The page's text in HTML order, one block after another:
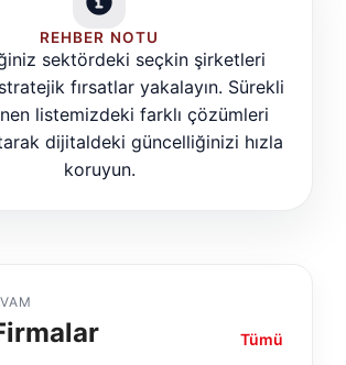
REHBER NOTU
sektördeki seçkin şirketleri
fırsatlar yakalayın. Sürekli
listemizdeki farklı çözümleri
dijitaldeki güncelliğinizi hızla
koruyun.
Tümü